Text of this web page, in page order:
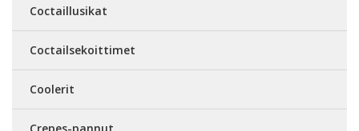
Coctaillusikat
Coctailsekoittimet
Coolerit
Crepes-pannut